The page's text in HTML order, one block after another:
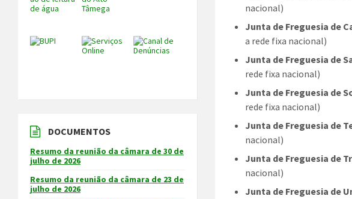
nacional)
Junta de Freguesia de
a rede fixa nacional)
Junta de Freguesia de
rede fixa nacional)
Junta de Freguesia de
rede fixa nacional)
Junta de Freguesia de
nacional)
Junta de Freguesia de
nacional)
Junta de Freguesia de
DOCUMENTOS
Resumo da reunião da câmara de 30 de
julho de 2026
Resumo da reunião da câmara de 23 de
julho de 2026